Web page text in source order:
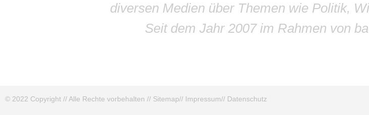
diversen Medien über Themen wie Politik,
Seit dem Jahr 2007 im Rahmen von
© 2022 Copyright // Alle Rechte vorbehalten // Sitemap// Impressum// Datenschutz